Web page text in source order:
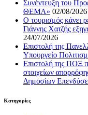
Συνέντευξη του
ΘΕΜΑ» 02/08/2026
Ο τουρισμός κάνει
Γιάννης Χατζής
24/07/2026
Επιστολή της
Υπουργείο
Επιστολή της
στοιχείων
Δημοσίων
Kατηγορίες